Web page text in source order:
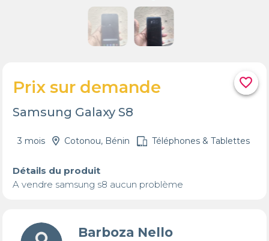
favorite_border
Prix sur demande
Samsung Galaxy S8
3 mois Cotonou, Bénin Téléphones & Tablettes
Détails du produit
A vendre samsung s8 aucun problème
Barboza Nello